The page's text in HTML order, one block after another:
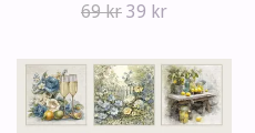
69 kr 39 kr